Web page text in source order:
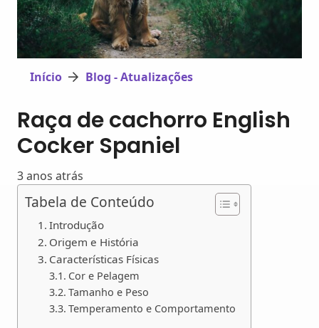
Início Blog - Atualizações
Raça de cachorro English
Cocker Spaniel
3 anos atrás
Tabela de Conteúdo
Introdução
Origem e História
Características Físicas
Cor e Pelagem
Tamanho e Peso
Temperamento e Comportamento